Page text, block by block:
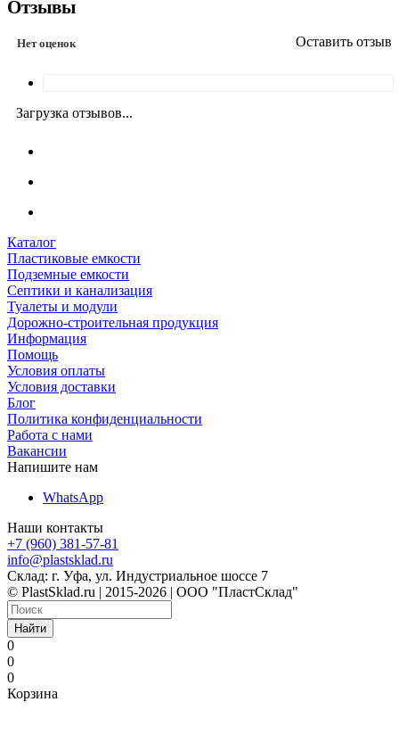
Отзывы
Нет оценок Оставить отзыв
Загрузка отзывов...
Каталог
Пластиковые емкости
Подземные емкости
Септики и канализация
Туалеты и модули
Дорожно-строительная продукция
Информация
Помощь
Условия оплаты
Условия доставки
Блог
Политика конфиденциальности
Работа с нами
Вакансии
Напишите нам
WhatsApp
Наши контакты
+7 (960) 381-57-81
info@plastsklad.ru
Склад: г. Уфа, ул. Индустриальное шоссе 7
© PlastSklad.ru | 2015-2026 | ООО "ПластСклад"
Найти
0
0
0
Корзина